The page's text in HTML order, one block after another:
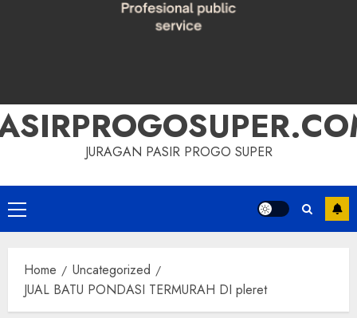
JURAGAN PASIR PROGO SUPER
Primary
Menu
Home
Uncategorized
JUAL BATU PONDASI TERMURAH DI pleret